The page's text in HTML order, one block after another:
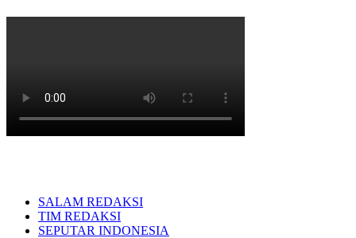
SALAM REDAKSI
TIM REDAKSI
SEPUTAR INDONESIA